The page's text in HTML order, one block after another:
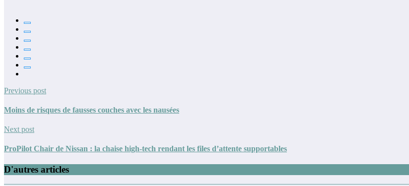
Previous post
Moins de risques de fausses couches avec les nausées
Next post
ProPilot Chair de Nissan : la chaise high-tech rendant les files d’attente supportables
D'autres articles